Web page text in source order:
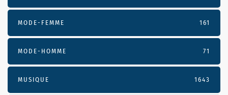
MODE-FEMME 161
MODE-HOMME 71
MUSIQUE 1643